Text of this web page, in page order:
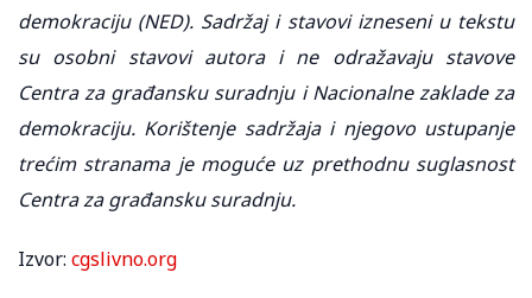
demokraciju (NED). Sadržaj i stavovi izneseni u tekstu
su osobni stavovi autora i ne odražavaju stavove
Centra za građansku suradnju i Nacionalne zaklade za
demokraciju. Korištenje sadržaja i njegovo ustupanje
trećim stranama je moguće uz prethodnu suglasnost
Centra za građansku suradnju.
Izvor: cgslivno.org